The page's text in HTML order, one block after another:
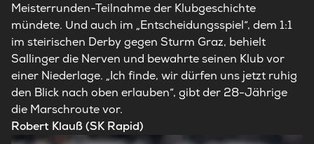
Meisterrunden-Teilnahme der Klubgeschichte
mündete. Und auch im „Entscheidungsspiel“, dem 1:1
im steirischen Derby gegen Sturm Graz, behielt
Sallinger die Nerven und bewahrte seinen Klub vor
einer Niederlage. „Ich finde, wir dürfen uns jetzt ruhig
den Blick nach oben erlauben“, gibt der 28-Jährige
die Marschroute vor.
Robert Klauß (SK Rapid)